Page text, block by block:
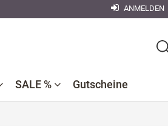
ANMELDEN
SALE % Gutscheine